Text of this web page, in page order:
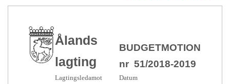
Ålands
lagting
BUDGETMOTION
nr 51/2018-2019
Lagtingsledamot Datum